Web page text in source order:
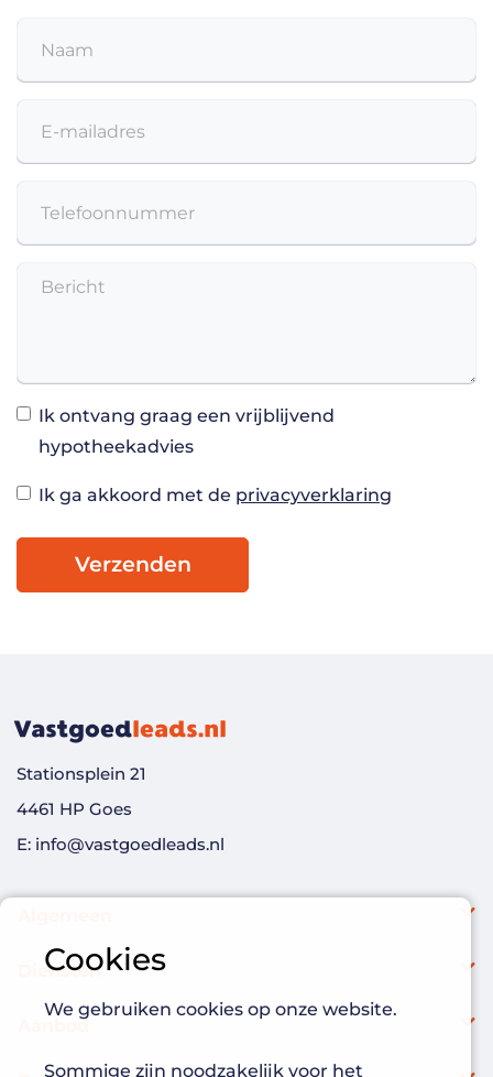
Cookies
We gebruiken cookies op onze website.
Sommige zijn noodzakelijk voor het
Ik ontvang graag een vrijblijvend
hypotheekadvies
Ik ga akkoord met de privacyverklaring
Verzenden
Stationsplein 21
4461 HP Goes
E: info@vastgoedleads.nl
Diensten
Aanbod